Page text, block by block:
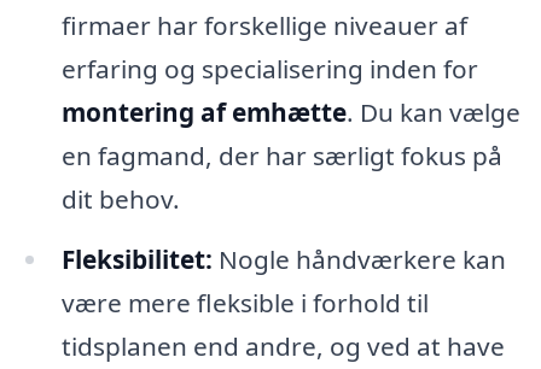
firmaer har forskellige niveauer af
erfaring og specialisering inden for
montering af emhætte. Du kan vælge
en fagmand, der har særligt fokus på
dit behov.
Fleksibilitet: Nogle håndværkere kan
være mere fleksible i forhold til
tidsplanen end andre, og ved at have